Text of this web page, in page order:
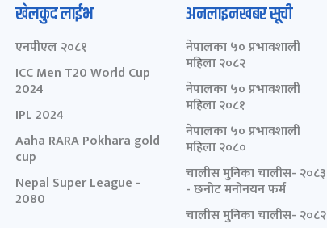
खेलकुद लाईभ
एनपीएल २०८१
ICC Men T20 World Cup
2024
IPL 2024
Aaha RARA Pokhara gold
cup
Nepal Super League -
2080
अनलाइनखबर सूची
नेपालका ५० प्रभावशाली
महिला २०८२
नेपालका ५० प्रभावशाली
महिला २०८१
नेपालका ५० प्रभावशाली
महिला २०८०
चालीस मुनिका चालीस- २०८३
- छनोट मनोनयन फर्म
चालीस मुनिका चालीस- २०८२